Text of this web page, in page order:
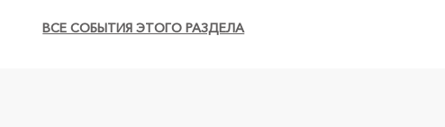
ВСЕ СОБЫТИЯ ЭТОГО РАЗДЕЛА